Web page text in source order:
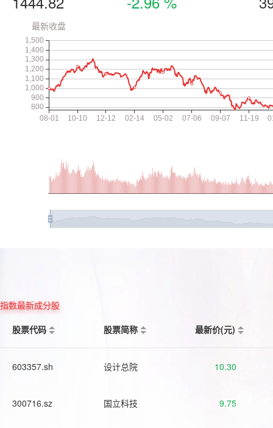
指数最新成分股
股票代码
股票简称 最新价(元)
603357.sh 设计总院 10.30
300716.sz 国立科技 9.75